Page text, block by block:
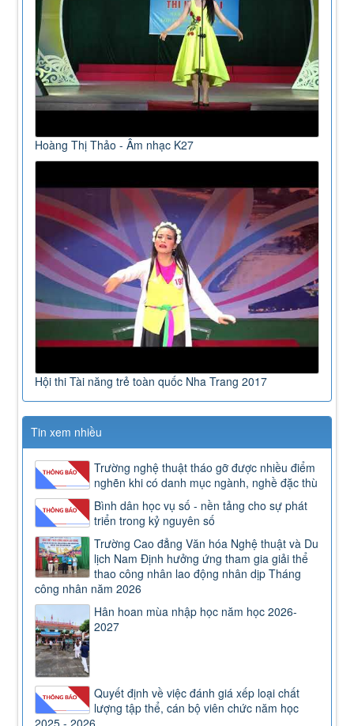
Hoàng Thị Thảo - Âm nhạc K27
Hội thi Tài năng trẻ toàn quốc Nha Trang 2017
Tin xem nhiều
Trường nghệ thuật tháo gỡ được nhiều điểm
nghẽn khi có danh mục ngành, nghề đặc thù
Bình dân học vụ số - nền tảng cho sự phát
triển trong kỷ nguyên số
Trường Cao đẳng Văn hóa Nghệ thuật và Du
lịch Nam Định hưởng ứng tham gia giải thể
thao công nhân lao động nhân dịp Tháng
công nhân năm 2026
Hân hoan mùa nhập học năm học 2026-
2027
Quyết định về việc đánh giá xếp loại chất
lượng tập thể, cán bộ viên chức năm học
2025 - 2026